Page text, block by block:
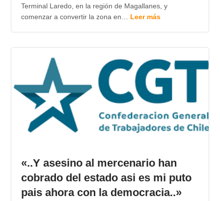
Terminal Laredo, en la región de Magallanes, y
comenzar a convertir la zona en… Leer más
«..Y asesino al mercenario han
cobrado del estado asi es mi puto
pais ahora con la democracia..»